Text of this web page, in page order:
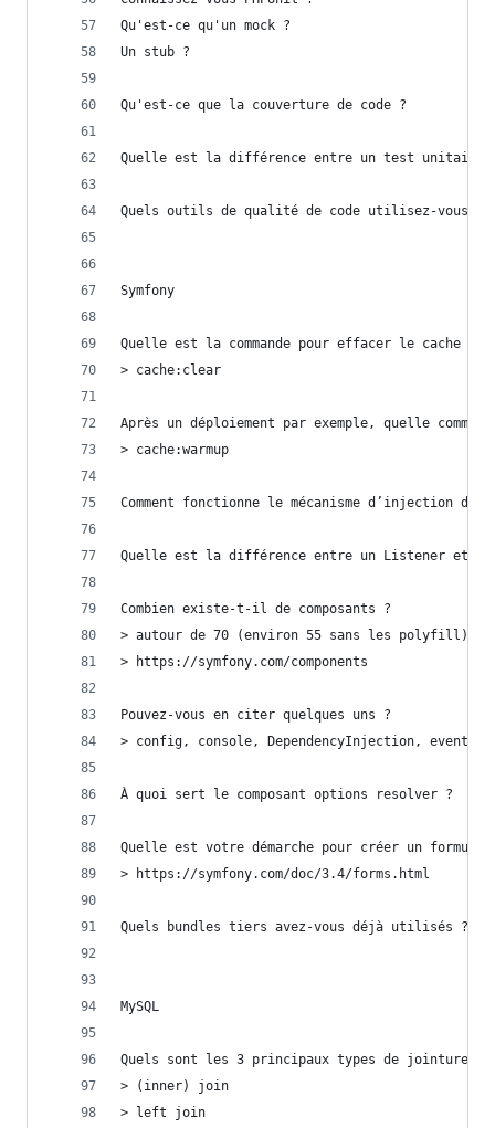
Qu'est-ce qu'un mock ?
Un stub ?
Qu'est-ce que la couverture de code ?
Quelle est la différence entre un test unitaire
Quels outils de qualité de code utilisez-vous ?
Symfony
Quelle est la commande pour effacer le cache ?
> cache:clear
Après un déploiement par exemple, quelle
> cache:warmup
Comment fonctionne le mécanisme d’injection de
Quelle est la différence entre un Listener et un
Combien existe-t-il de composants ?
> autour de 70 (environ 55 sans les polyfill)
> https://symfony.com/components
Pouvez-vous en citer quelques uns ?
> config, console, DependencyInjection,
À quoi sert le composant options resolver ?
Quelle est votre démarche pour créer un
> https://symfony.com/doc/3.4/forms.html
Quels bundles tiers avez-vous déjà utilisés ?
MySQL
Quels sont les 3 principaux types de jointure
> (inner) join
> left join